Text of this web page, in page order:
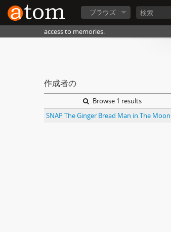
ブラウズ
access to memories.
作成者の
Browse 1 results